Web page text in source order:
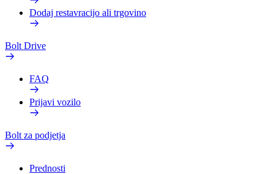
Dodaj restavracijo ali trgovino
Bolt Drive
FAQ
Prijavi vozilo
Bolt za podjetja
Prednosti